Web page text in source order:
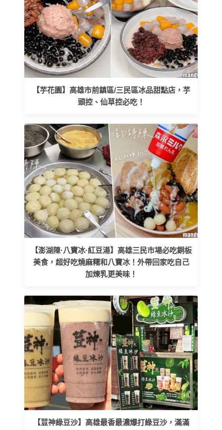
【芋花園】高雄市前鎮區/三民區冰品甜點店，芋
頭控、仙草控必吃！
【澎湖陳·八寶冰·紅豆湯】高雄三民市場必吃銅板
美食，超好吃燒麻糬和八寶冰！外帶回家吃自己
加煉乳更美味！
【荳神綠豆沙】高雄最香最濃爆打綠豆沙，滿滿